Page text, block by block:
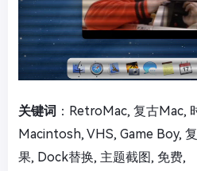
关键词 ：RetroMac, 复古Mac,
Macintosh, VHS, Game Boy,
果, Dock替换, 主题截图, 免费,